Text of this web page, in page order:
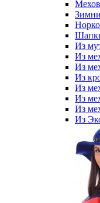
Из
Из
Из
Из
Из
Из
Из
Из